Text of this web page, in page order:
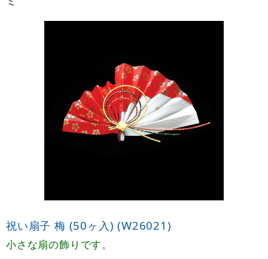
祝い扇子 梅 (50ヶ入) (W26021)
小さな扇の飾りです。